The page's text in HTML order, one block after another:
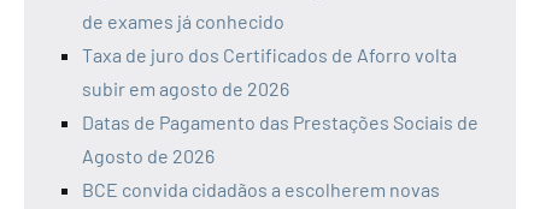
de exames já conhecido
Taxa de juro dos Certificados de Aforro volta
subir em agosto de 2026
Datas de Pagamento das Prestações Sociais de
Agosto de 2026
BCE convida cidadãos a escolherem novas